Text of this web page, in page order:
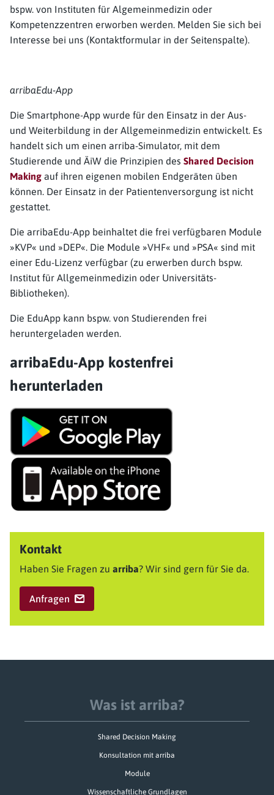
bspw. von Instituten für Algemeinmedizin oder
Kompetenzzentren erworben werden. Melden Sie sich bei
Interesse bei uns (Kontaktformular in der Seitenspalte).
arribaEdu-App
Die Smartphone-App wurde für den Einsatz in der Aus-
und Weiterbildung in der Allgemeinmedizin entwickelt. Es
handelt sich um einen arriba-Simulator, mit dem
Studierende und ÄiW die Prinzipien des Shared Decision
Making auf ihren eigenen mobilen Endgeräten üben
können. Der Einsatz in der Patientenversorgung ist nicht
gestattet.
Die arribaEdu-App beinhaltet die frei verfügbaren Module
»KVP« und »DEP«. Die Module »VHF« und »PSA« sind mit
einer Edu-Lizenz verfügbar (zu erwerben durch bspw.
Institut für Allgemeinmedizin oder Universitäts-
Bibliotheken).
Die EduApp kann bspw. von Studierenden frei
heruntergeladen werden.
arribaEdu-App kostenfrei
herunterladen
Kontakt
Haben Sie Fragen zu arriba? Wir sind gern für Sie da.
Anfragen
Was ist arriba?
Shared Decision Making
Konsultation mit arriba
Module
Wissenschaftliche Grundlagen